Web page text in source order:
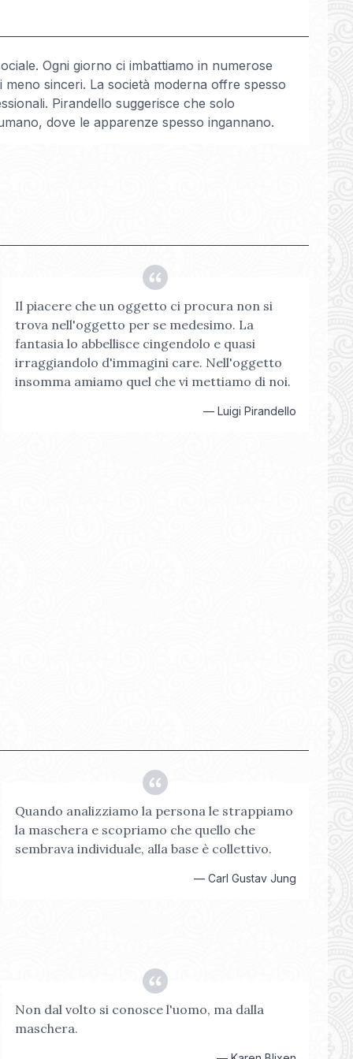
Ogni giorno ci imbattiamo in numerose
sinceri. La società moderna offre spesso
Pirandello suggerisce che solo
dove le apparenze spesso ingannano.
Il piacere che un oggetto ci procura non si
trova nell'oggetto per se medesimo. La
fantasia lo abbellisce cingendolo e quasi
irraggiandolo d'immagini care. Nell'oggetto
insomma amiamo quel che vi mettiamo di noi.
— Luigi Pirandello
Quando analizziamo la persona le strappiamo
la maschera e scopriamo che quello che
sembrava individuale, alla base è collettivo.
— Carl Gustav Jung
Non dal volto si conosce l'uomo, ma dalla
maschera.